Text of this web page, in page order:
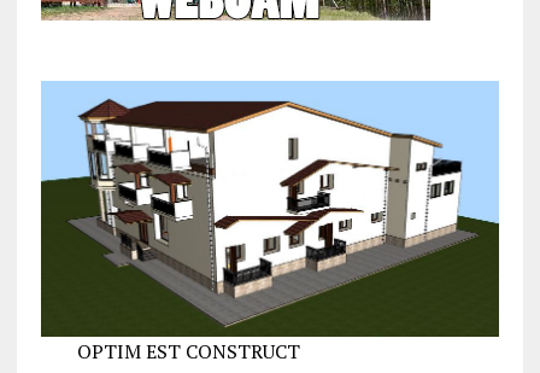
OPTIM EST CONSTRUCT